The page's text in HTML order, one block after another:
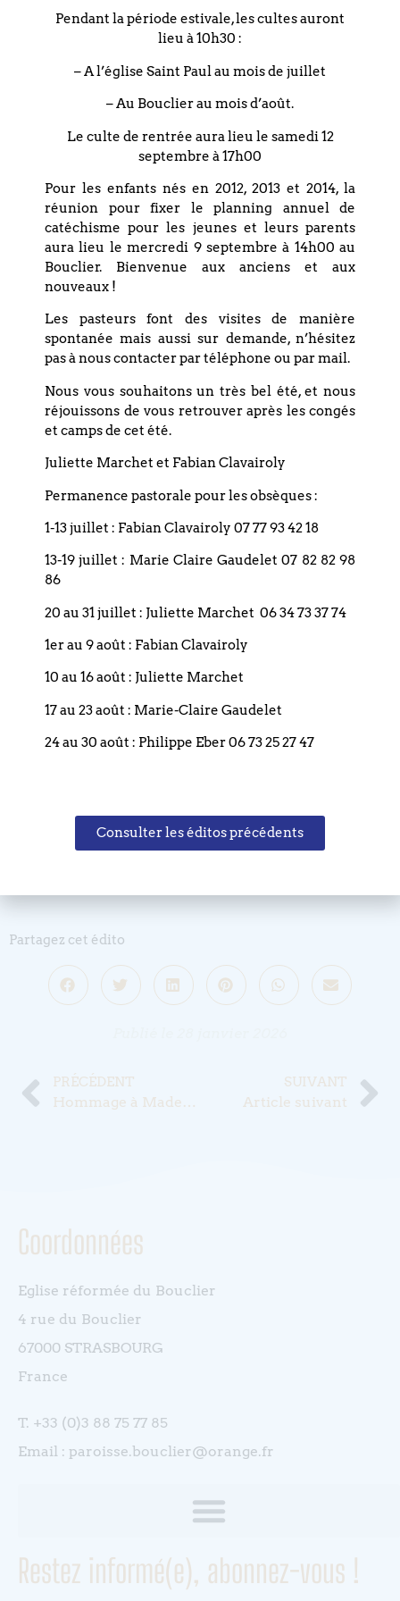
Ce culte fera également écho aux Béatitudes, dans
l’évangile de Matthieu au chapitre 5. On y entend cette
parole de Jésus : « Heureux ceux qui font œuvre de paix »
Elle résonne tout particulièrement lorsque je pense à
celles et ceux qui, aujourd’hui, s’engagent dans nos Églises
prédicateur·ices, nous pouvons être tenté·es de maintenir
les Écritures à distance, dans une forme d’abstraction. Mais
cela devient impossible lorsque des personnes bien
réelles souffrent. Je dis cela non pas en tant que « militante
», mais simplement comme quelqu’un qui essaie de
prendre Jésus au sérieux. Car Jésus dit encore :« Heureux
les artisans de paix, car ils seront appelés fils de Dieu ».
L’expression « artisans de paix » est souvent mal comprise.
Elle ne signifie ni être passif, ni se taire, ni considérer le
mal comme acceptable. Faire œuvre de paix, c’est accepter
de regarder la souffrance sans détourner les yeux ; c’est
choisir la dignité plutôt que le pouvoir ; c’est croire que les
vies humaines comptent davantage que les discours ou
l’autoprotection institutionnelle.
Les artisans et artisanes de paix se tiennent auprès de
blessé·es, osent poser des questions difficiles sur les
systèmes qui font du mal, et prennent au sérieux la
responsabilité parce qu’ils et elles prennent au sérieux la
vie. Jésus ne bénit ni la domination, ni la violence, ni la
autre voie — une voie façonnée par la dignité et l’amour
des êtres humains réels.
À mes yeux, il est essentiel que nous devenions, chacune
et chacun, des artisan·es de paix. Aujourd’hui plus que
jamais. Et il est tout aussi essentiel que notre Église, dans
chacun de ses lieux, puisse être un espace de sécurité —
de 14H-16H.
Les personnes intéressées sont priées de confirmer leur
venue par retour de courriel à Jean-François Munch :
Partagez cet édito
PRÉCÉDENT
Hommage à Madeleine Junod
SUIVANT
Article suivant
Coordonnées
Eglise réformée du Bouclier
4 rue du Bouclier
67000 STRASBOURG
France
T. +33 (0)3 88 75 77 85
Email : paroisse.bouclier@orange.fr
Restez informé(e), abonnez-vous !
Pendant la période estivale, les cultes auront
lieu à 10h30 :
– A l’église Saint Paul au mois de juillet
– Au Bouclier au mois d’août.
Le culte de rentrée aura lieu le samedi 12
septembre à 17h00
Pour les enfants nés en 2012, 2013 et 2014, la
réunion pour fixer le planning annuel de
catéchisme pour les jeunes et leurs parents
aura lieu le mercredi 9 septembre à 14h00 au
Bouclier. Bienvenue aux anciens et aux
nouveaux !
Les pasteurs font des visites de manière
spontanée mais aussi sur demande, n’hésitez
pas à nous contacter par téléphone ou par mail.
Nous vous souhaitons un très bel été, et nous
réjouissons de vous retrouver après les congés
et camps de cet été.
Juliette Marchet et Fabian Clavairoly
Permanence pastorale pour les obsèques :
1-13 juillet : Fabian Clavairoly 07 77 93 42 18
13-19 juillet : Marie Claire Gaudelet 07 82 82 98
86
20 au 31 juillet : Juliette Marchet 06 34 73 37 74
1er au 9 août : Fabian Clavairoly
10 au 16 août : Juliette Marchet
17 au 23 août : Marie-Claire Gaudelet
24 au 30 août : Philippe Eber 06 73 25 27 47
Consulter les éditos précédents